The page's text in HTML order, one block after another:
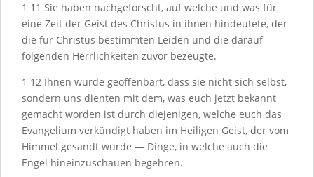
1 11 Sie haben nachgeforscht, auf welche und was für
eine Zeit der Geist des Christus in ihnen hindeutete, der
die für Christus bestimmten Leiden und die darauf
folgenden Herrlichkeiten zuvor bezeugte.
1 12 Ihnen wurde geoffenbart, dass sie nicht sich selbst,
sondern uns dienten mit dem, was euch jetzt bekannt
gemacht worden ist durch diejenigen, welche euch das
Evangelium verkündigt haben im Heiligen Geist, der vom
Himmel gesandt wurde — Dinge, in welche auch die
Engel hineinzuschauen begehren.